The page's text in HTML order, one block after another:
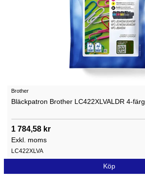
Brother
Bläckpatron Brother LC422XLVALDR 4-färg
1 784,58 kr
Exkl. moms
LC422XLVA
Köp